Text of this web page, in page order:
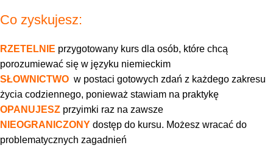
Co zyskujesz:
RZETELNIE przygotowany kurs dla osób, które chcą
porozumiewać się w języku niemieckim
SŁOWNICTWO w postaci gotowych zdań z każdego zakresu
życia codziennego, ponieważ stawiam na praktykę
OPANUJESZ przyimki raz na zawsze
NIEOGRANICZONY dostęp do kursu. Możesz wracać do
problematycznych zagadnień